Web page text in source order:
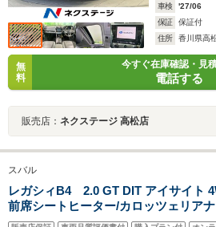
車検
'27/06
保証
保証付
住所
香川県高
無
料
今すぐ在庫確認・見
電話する
販売店： ネクステージ 高松店
スバル
レガシィB4 2.0 GT DIT アイサイト
前席シートヒーター/カロッツェリア
ラ/アイサイト(衝突軽減・追従クルコ